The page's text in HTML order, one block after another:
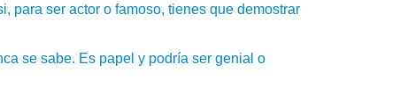
para ser actor o famoso, tienes que demostrar
se sabe. Es papel y podría ser genial o